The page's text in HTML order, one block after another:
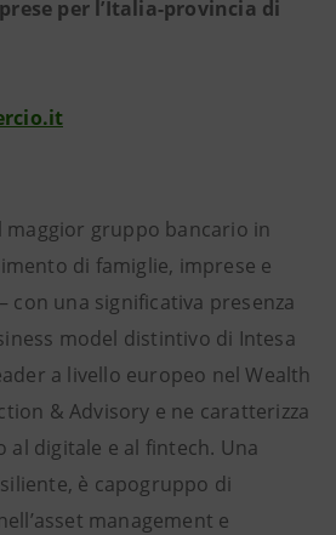
per l’Italia-provincia di
maggior gruppo bancario in
di famiglie, imprese e
con una significativa presenza
model distintivo di Intesa
a livello europeo nel Wealth
& Advisory e ne caratterizza
digitale e al fintech. Una
è capogruppo di
management e